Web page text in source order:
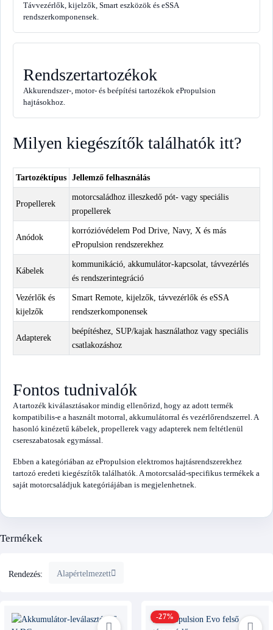
Távvezérlők, kijelzők, Smart eszközök és eSSA
rendszerkomponensek.
Rendszertartozékok
Akkurendszer-, motor- és beépítési tartozékok ePropulsion
hajtásokhoz.
Milyen kiegészítők találhatók itt?
Tartozéktípus Jellemző felhasználás
Propellerek
motorcsaládhoz illeszkedő pót- vagy speciális
propellerek
Anódok
korrózióvédelem Pod Drive, Navy, X és más
ePropulsion rendszerekhez
Kábelek
kommunikáció, akkumulátor-kapcsolat, távvezérlés
és rendszerintegráció
Vezérlők és
kijelzők
Smart Remote, kijelzők, távvezérlők és eSSA
rendszerkomponensek
Adapterek
beépítéshez, SUP/kajak használathoz vagy speciális
csatlakozáshoz
Fontos tudnivalók
A tartozék kiválasztásakor mindig ellenőrizd, hogy az adott termék
kompatibilis-e a használt motorral, akkumulátorral és vezérlőrendszerrel. A
hasonló kinézetű kábelek, propellerek vagy adapterek nem feltétlenül
csereszabatosak egymással.
Ebben a kategóriában az ePropulsion elektromos hajtásrendszerekhez
tartozó eredeti kiegészítők találhatók. A motorcsalád-specifikus termékek a
saját motorcsaládjuk kategóriájában is megjelenhetnek.
Termékek
Rendezés: Alapértelmezett
-27%